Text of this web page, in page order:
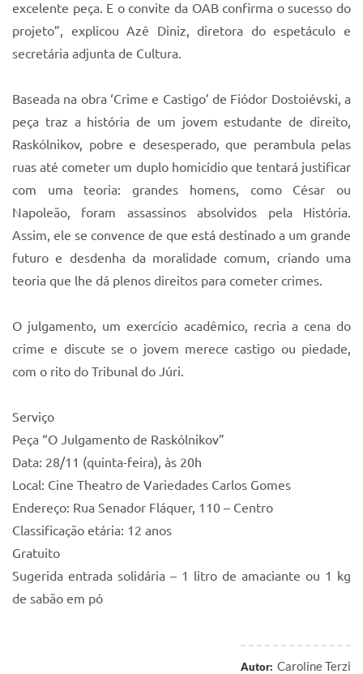
excelente peça. E o convite da OAB confirma o sucesso do
projeto”, explicou Azê Diniz, diretora do espetáculo e
secretária adjunta de Cultura.
Baseada na obra ‘Crime e Castigo’ de Fiódor Dostoiévski, a
peça traz a história de um jovem estudante de direito,
Raskólnikov, pobre e desesperado, que perambula pelas
ruas até cometer um duplo homicídio que tentará justificar
com uma teoria: grandes homens, como César ou
Napoleão, foram assassinos absolvidos pela História.
Assim, ele se convence de que está destinado a um grande
futuro e desdenha da moralidade comum, criando uma
teoria que lhe dá plenos direitos para cometer crimes.
O julgamento, um exercício acadêmico, recria a cena do
crime e discute se o jovem merece castigo ou piedade,
com o rito do Tribunal do Júri.
Serviço
Peça “O Julgamento de Raskólnikov”
Data: 28/11 (quinta-feira), às 20h
Local: Cine Theatro de Variedades Carlos Gomes
Endereço: Rua Senador Fláquer, 110 – Centro
Classificação etária: 12 anos
Gratuito
Sugerida entrada solidária – 1 litro de amaciante ou 1 kg
de sabão em pó
Autor: Caroline Terzi